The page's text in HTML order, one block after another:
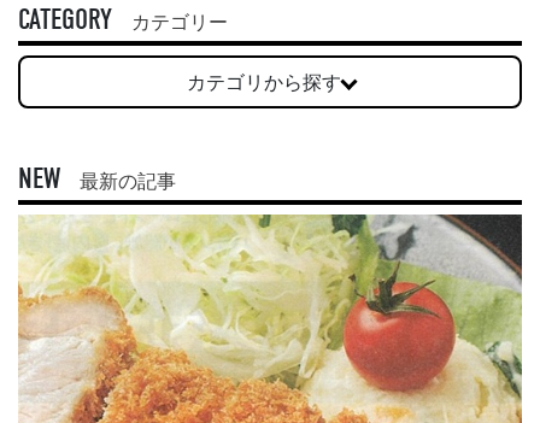
CATEGORY カテゴリー
カテゴリから探す
NEW 最新の記事